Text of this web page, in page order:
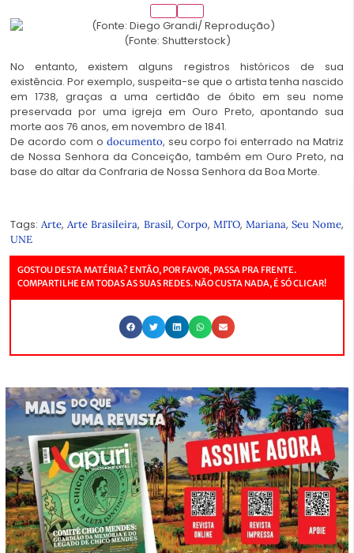
(Fonte: Shutterstock)
No entanto, existem alguns registros históricos de sua
existência. Por exemplo, suspeita-se que o artista tenha nascido
em 1738, graças a uma certidão de óbito em seu nome
preservada por uma igreja em Ouro Preto, apontando sua
morte aos 76 anos, em novembro de 1841.
De acordo com o documento, seu corpo foi enterrado na Matriz
de Nossa Senhora da Conceição, também em Ouro Preto, na
base do altar da Confraria de Nossa Senhora da Boa Morte.
Tags:Arte,Arte Brasileira, Brasil, Corpo, MITO, Mariana, Seu Nome,
UNE
GOSTOU DESTA MATÉRIA? ENTÃO, POR FAVOR, PASSA PRA FRENTE.
COMPARTILHE EM TODAS AS SUAS REDES. NÃO CUSTA NADA, É SÓ CLICAR!